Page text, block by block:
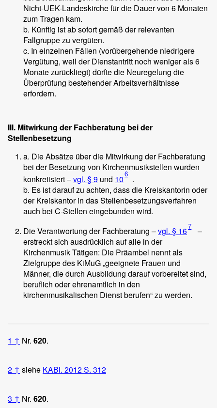
Nicht-UEK-Landeskirche für die Dauer von 6 Monaten
zum Tragen kam.
b. Künftig ist ab sofort gemäß der relevanten
Fallgruppe zu vergüten.
c. In einzelnen Fällen (vorübergehende niedrigere
Vergütung, weil der Dienstantritt noch weniger als 6
Monate zurückliegt) dürfte die Neuregelung die
Überprüfung bestehender Arbeitsverhältnisse
erfordern.
III. Mitwirkung der Fachberatung bei der
Stellenbesetzung
a. Die Absätze über die Mitwirkung der Fachberatung
bei der Besetzung von Kirchenmusikstellen wurden
konkretisiert –vgl. § 9 und 106 .
b. Es ist darauf zu achten, dass die Kreiskantorin oder
der Kreiskantor in das Stellenbesetzungsverfahren
auch bei C-Stellen eingebunden wird.
Die Verantwortung der Fachberatung –vgl. § 167
–
erstreckt sich ausdrücklich auf alle in der
Kirchenmusik Tätigen: Die Präambel nennt als
Zielgruppe des KiMuG „geeignete Frauen und
Männer, die durch Ausbildung darauf vorbereitet sind,
beruflich oder ehrenamtlich in den
kirchenmusikalischen Dienst berufen“ zu werden.
1 ↑ Nr. 620.
2 ↑ siehe KABl. 2012 S. 312
3 ↑ Nr. 620.